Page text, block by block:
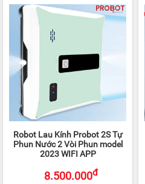
Robot Lau Kính Probot 2S Tự
Phun Nước 2 Vòi Phun model
2023 WIFI APP
8.500.000đ